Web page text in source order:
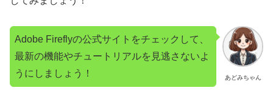
あどみちゃん
Adobe Fireflyの公式サイトをチェックして、
最新の機能やチュートリアルを見逃さないよ
うにしましょう！